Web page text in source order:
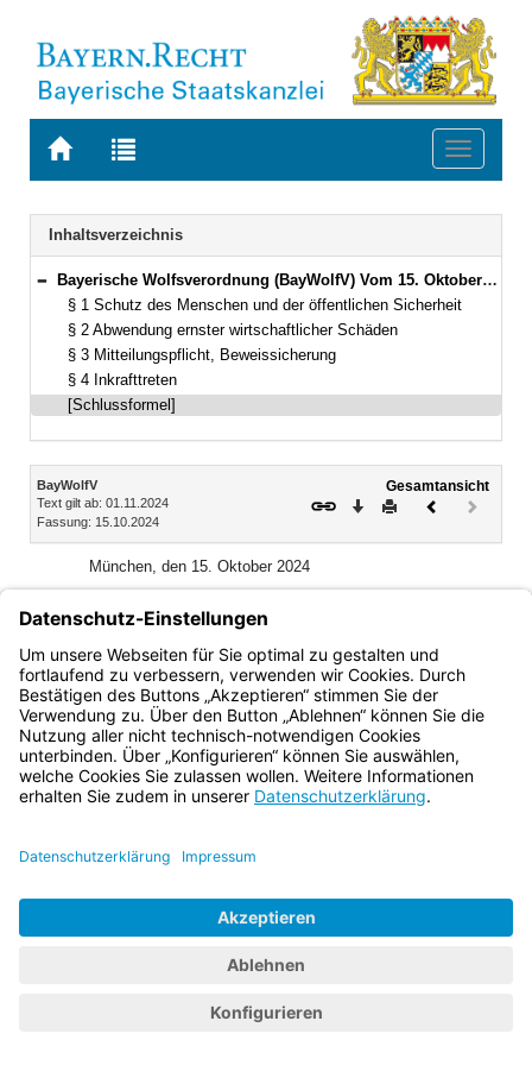
Zur
BAYERN.RECHT
Zur
letzten
Suche
Toggle
Navigation
Inhaltsverzeichnis
Bereich reduzieren
Bayerische Wolfsverordnung (BayWolfV) Vom 15. Oktober 2024 (GVBl. S. 496) BayRS 791-1-14-U (§§ 1–4)
§ 1 Schutz des Menschen und der öffentlichen Sicherheit
§ 2 Abwendung ernster wirtschaftlicher Schäden
§ 3 Mitteilungspflicht, Beweissicherung
§ 4 Inkrafttreten
[Schlussformel]
Inhalt
BayWolfV
Text gilt ab: 01.11.2024
Fassung: 15.10.2024
Gesamtansicht
Download
DruckenVorheriges
(inaktiv)
München, den 15. Oktober 2024
Bayern.de
BayernPortal
Datenschutz
Barrierefreiheit
Kontrastwechsel